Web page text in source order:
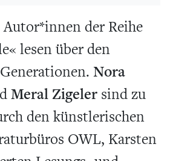
der Reihe
lesen über den
Nora
Meral Zigeler sind zu
den künstlerischen
OWL, Karsten